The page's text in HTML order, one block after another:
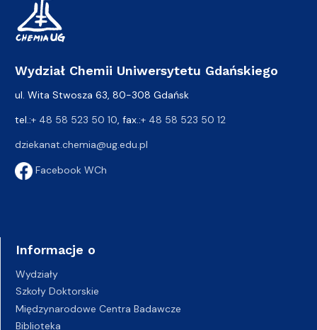
Wydział Chemii Uniwersytetu Gdańskiego
ul. Wita Stwosza 63, 80-308 Gdańsk
tel.:+ 48 58 523 50 10 , fax.:+ 48 58 523 50 12
dziekanat.chemia@ug.edu.pl
Facebook WCh
Informacje o
Wydziały
Szkoły Doktorskie
Międzynarodowe Centra Badawcze
Biblioteka